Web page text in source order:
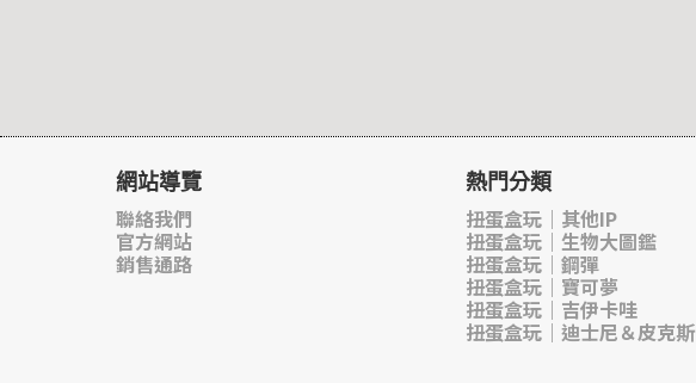
網站導覽
聯絡我們
官方網站
銷售通路
熱門分類
扭蛋盒玩｜其他IP
扭蛋盒玩｜生物大圖鑑
扭蛋盒玩｜鋼彈
扭蛋盒玩｜寶可夢
扭蛋盒玩｜吉伊卡哇
扭蛋盒玩｜迪士尼＆皮克斯